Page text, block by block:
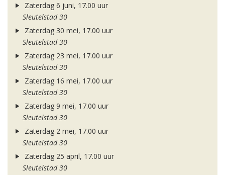
Zaterdag 6 juni, 17.00 uur
Sleutelstad 30
Zaterdag 30 mei, 17.00 uur
Sleutelstad 30
Zaterdag 23 mei, 17.00 uur
Sleutelstad 30
Zaterdag 16 mei, 17.00 uur
Sleutelstad 30
Zaterdag 9 mei, 17.00 uur
Sleutelstad 30
Zaterdag 2 mei, 17.00 uur
Sleutelstad 30
Zaterdag 25 april, 17.00 uur
Sleutelstad 30